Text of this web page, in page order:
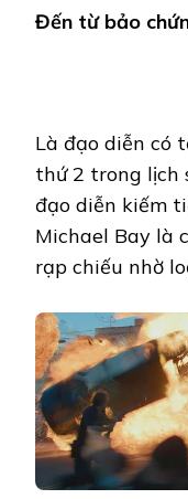
Đến từ bảo
Là đạo diễn có
thứ 2 trong lịch
đạo diễn kiếm
Michael Bay là
rạp chiếu nhờ